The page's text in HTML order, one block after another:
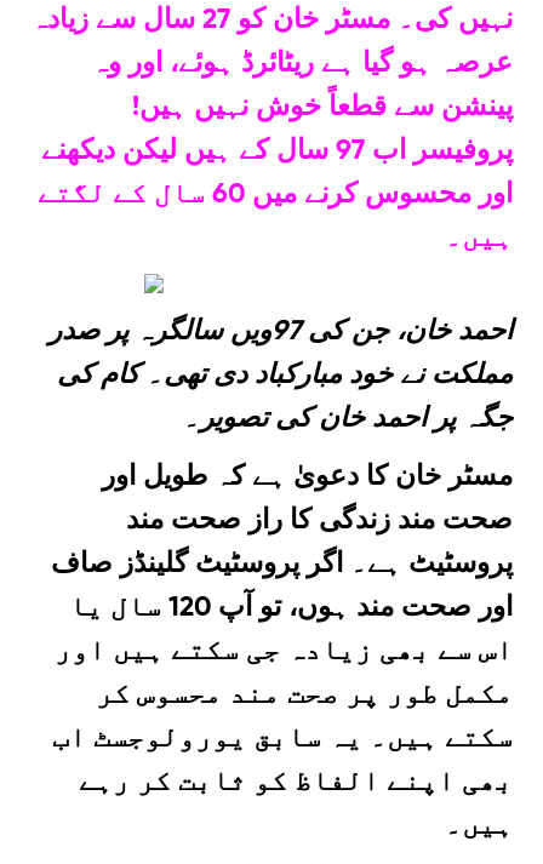
نہیں کی۔ مسٹر خان کو 27 سال سے زیادہ
عرصہ ہو گیا ہے ریٹائرڈ ہوئے، اور وہ
پینشن سے قطعاً خوش نہیں ہیں!
پروفیسر اب 97 سال کے ہیں لیکن دیکھنے
اور محسوس کرنے میں 60 سال کے لگتے
ہیں۔
احمد خان، جن کی 97ویں سالگرہ پر صدر
مملکت نے خود مبارکباد دی تھی۔ کام کی
جگہ پر احمد خان کی تصویر۔
مسٹر خان کا دعویٰ ہے کہ طویل اور
صحت مند زندگی کا راز صحت مند
پروسٹیٹ ہے۔ اگر پروسٹیٹ گلینڈز صاف
اور صحت مند ہوں، تو آپ 120 سال یا
اس سے بھی زیادہ جی سکتے ہیں اور
مکمل طور پر صحت مند محسوس کر
سکتے ہیں۔ یہ سابق یورولوجسٹ اب
بھی اپنے الفاظ کو ثابت کر رہے
ہیں۔